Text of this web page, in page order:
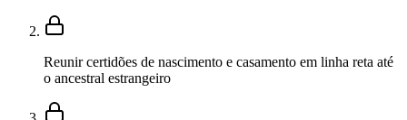
Reunir certidões de nascimento e casamento em linha reta até
o ancestral estrangeiro